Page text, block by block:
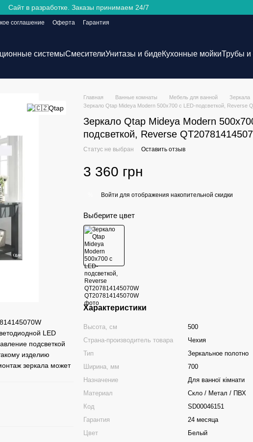
Сайт в разработке. Заказы принимаем 24/7
соглашение Оферта
Гарантия
системыСмесителиУнитазы и бидеКухонные мойкиТрубы и
LED
подсветкой
изделию
зеркала может
Главная Ванные комнаты Мебель для ванной Зеркала
Зеркало Qtap Mideya Modern 500х700 с LED-подсветкой, Reverse
Зеркало Qtap Mideya Modern
подсветкой, Reverse
Статус не выбран Оставить отзыв
3 360 грн
Войти для отображения накопительной скидки
Выберите цвет
Характеристики
Высота, см
500
Страна-производитель товара
Чехия
Тип
Зеркальное полотно
Ширина, мм
700
Назначение
Для ванної кімнати
Материал
Скло / Метал / ПВХ
Код
SD00046151
Гарантия
24 месяца
Цвет
Белый